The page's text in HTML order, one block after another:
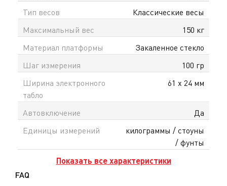
Тип весов
Классические весы
Максимальный вес
150 кг
Материал платформы
Закаленное стекло
Шаг измерения
100 гр
Ширина электронного
табло
61 x 24 мм
Автовключение
Да
Единицы измерений
килограммы / стоуны
/ фунты
Показать все характеристики
FAQ